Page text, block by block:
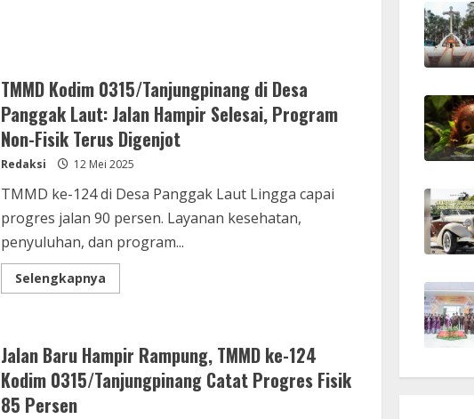
TMMD Kodim 0315/Tanjungpinang di Desa
Panggak Laut: Jalan Hampir Selesai, Program
Non-Fisik Terus Digenjot
Redaksi 12 Mei 2025
TMMD ke-124 di Desa Panggak Laut Lingga capai
progres jalan 90 persen. Layanan kesehatan,
penyuluhan, dan program...
Selengkapnya
Jalan Baru Hampir Rampung, TMMD ke-124
Kodim 0315/Tanjungpinang Catat Progres Fisik
85 Persen